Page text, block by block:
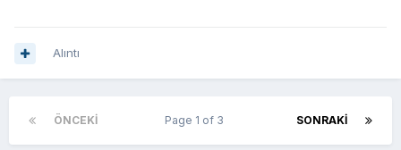
Alıntı
ÖNCEKI SONRAKI
Page 1 of 3